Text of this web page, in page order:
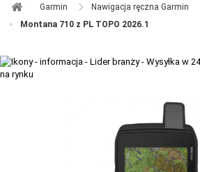
TACX
Garmin ​ Nawigacja ręczna Garmin ​
Montana 710 z PL TOPO 2026.1